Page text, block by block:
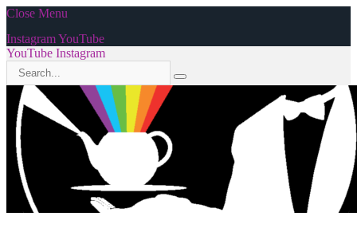
Close Menu
InstagramYouTube
YouTube Instagram